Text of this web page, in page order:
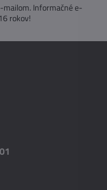
mailom. Informačné e-
rokov!